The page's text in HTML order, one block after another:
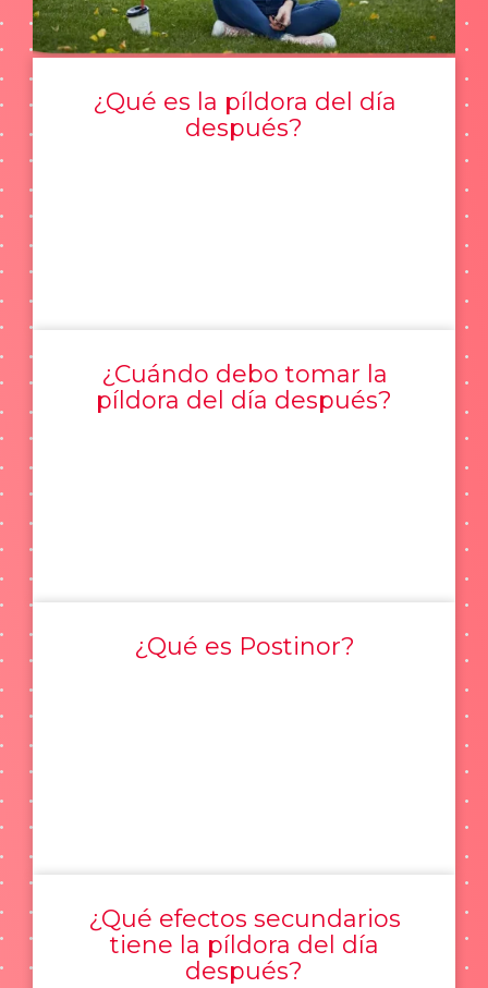
¿Qué es la píldora del día
después?
¿Cuándo debo tomar la
píldora del día después?
¿Qué es Postinor?
¿Qué efectos secundarios
tiene la píldora del día
después?